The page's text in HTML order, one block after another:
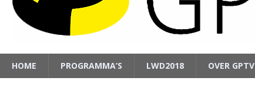
HOME PROGRAMMA’S LWD2018 OVER GPTV